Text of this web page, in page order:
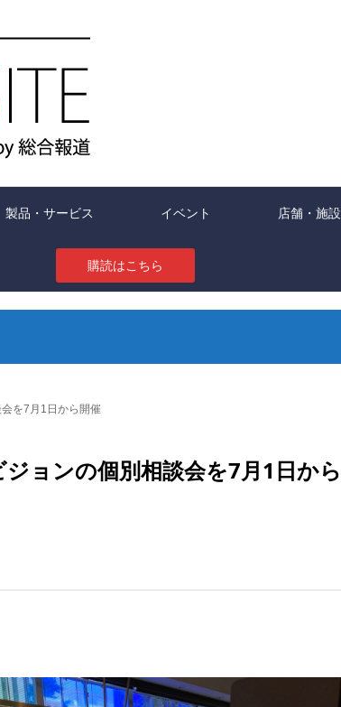
製品・サービス イベント 店舗・施設
購読はこちら
を7月1日から開催
ョンの個別相談会を7月1日から